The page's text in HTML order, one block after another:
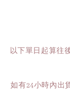
以下單日起算往
如有24小時內出